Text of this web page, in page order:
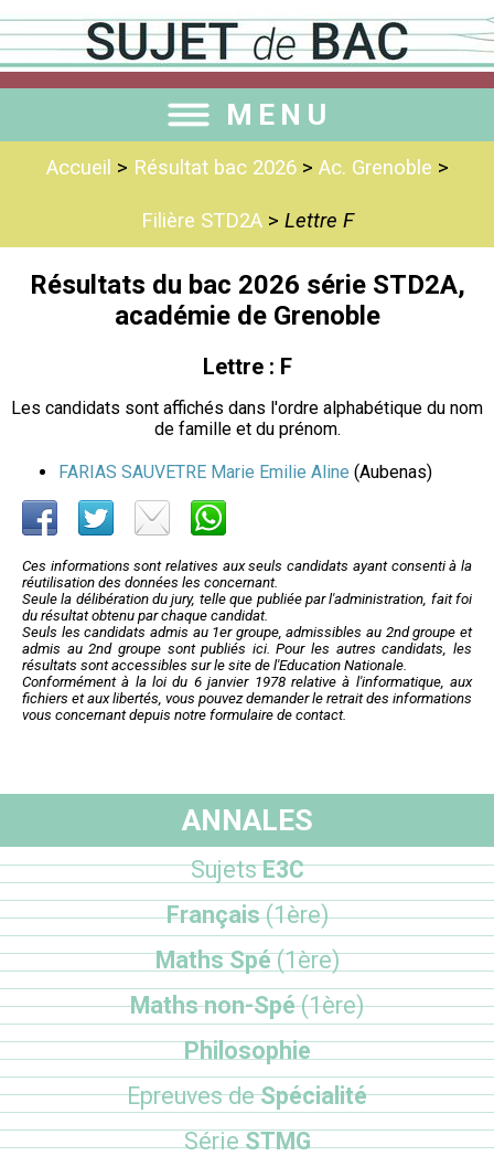
MENU
Accueil > Résultat bac 2026> Ac. Grenoble >
Filière STD2A> Lettre F
Résultats du bac 2026 série STD2A,
académie de Grenoble
Lettre : F
Les candidats sont affichés dans l'ordre alphabétique du nom
de famille et du prénom.
FARIAS SAUVETRE Marie Emilie Aline (Aubenas)
Ces informations sont relatives aux seuls candidats ayant consenti à la
réutilisation des données les concernant.
Seule la délibération du jury, telle que publiée par l'administration, fait foi
du résultat obtenu par chaque candidat.
Seuls les candidats admis au 1er groupe, admissibles au 2nd groupe et
admis au 2nd groupe sont publiés ici. Pour les autres candidats, les
résultats sont accessibles sur le site de l'Education Nationale.
Conformément à la loi du 6 janvier 1978 relative à l'informatique, aux
fichiers et aux libertés, vous pouvez demander le retrait des informations
vous concernant depuis notre formulaire de contact.
ANNALES
SujetsE3C
Français(1ère)
Maths Spé(1ère)
Maths non-Spé(1ère)
Philosophie
Epreuves deSpécialité
SérieSTMG